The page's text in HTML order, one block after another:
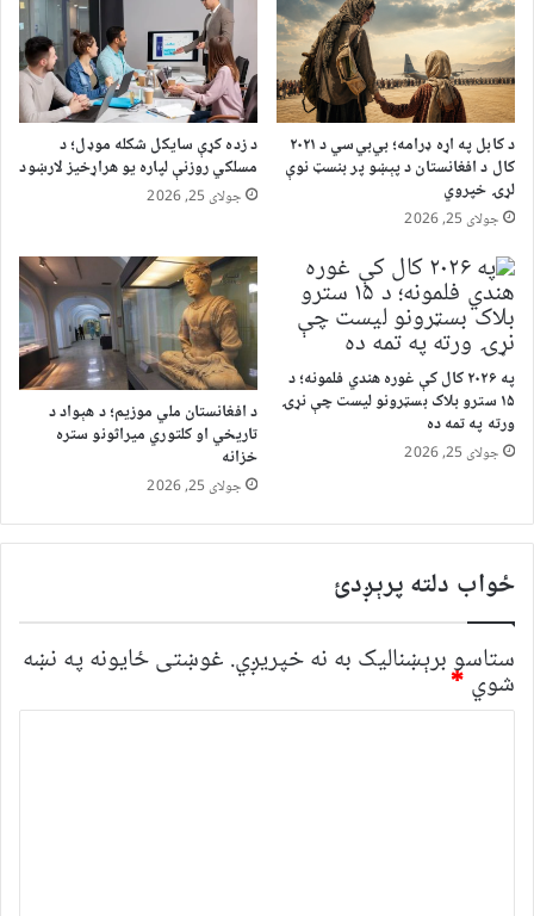
د کابل په اړه ډرامه؛ بي‌بي‌سي د ۲۰۲۱
کال د افغانستان د پېښو پر بنسټ نوې
لړۍ خپروي
جولای 25, 2026
د زده کړې سایکل شکله موډل؛ د
مسلکي روزنې لپاره یو هراړخیز لارښود
جولای 25, 2026
په ۲۰۲۶ کال کې غوره هندي فلمونه؛ د
۱۵ سترو بلاک بسټرونو لیست چې نړۍ
ورته په تمه ده
جولای 25, 2026
د افغانستان ملي موزیم؛ د هېواد د
تاریخي او کلتوري میراثونو ستره
خزانه
جولای 25, 2026
ځواب دلته پرېږدئ
ستاسو برېښناليک به نه خپريږي. غوښتى ځایونه په نښه
شوي *